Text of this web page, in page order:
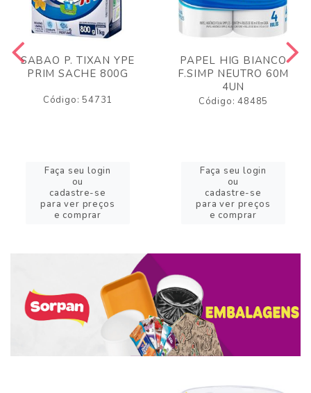
SABAO P. TIXAN YPE
PRIM SACHE 800G
Código: 54731
Faça seu login
ou
cadastre-se
para ver preços
e comprar
PAPEL HIG BIANCO
F.SIMP NEUTRO 60M
4UN
Código: 48485
Faça seu login
ou
cadastre-se
para ver preços
e comprar